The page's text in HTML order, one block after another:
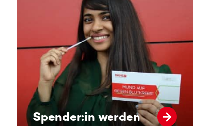
Spender:in werden